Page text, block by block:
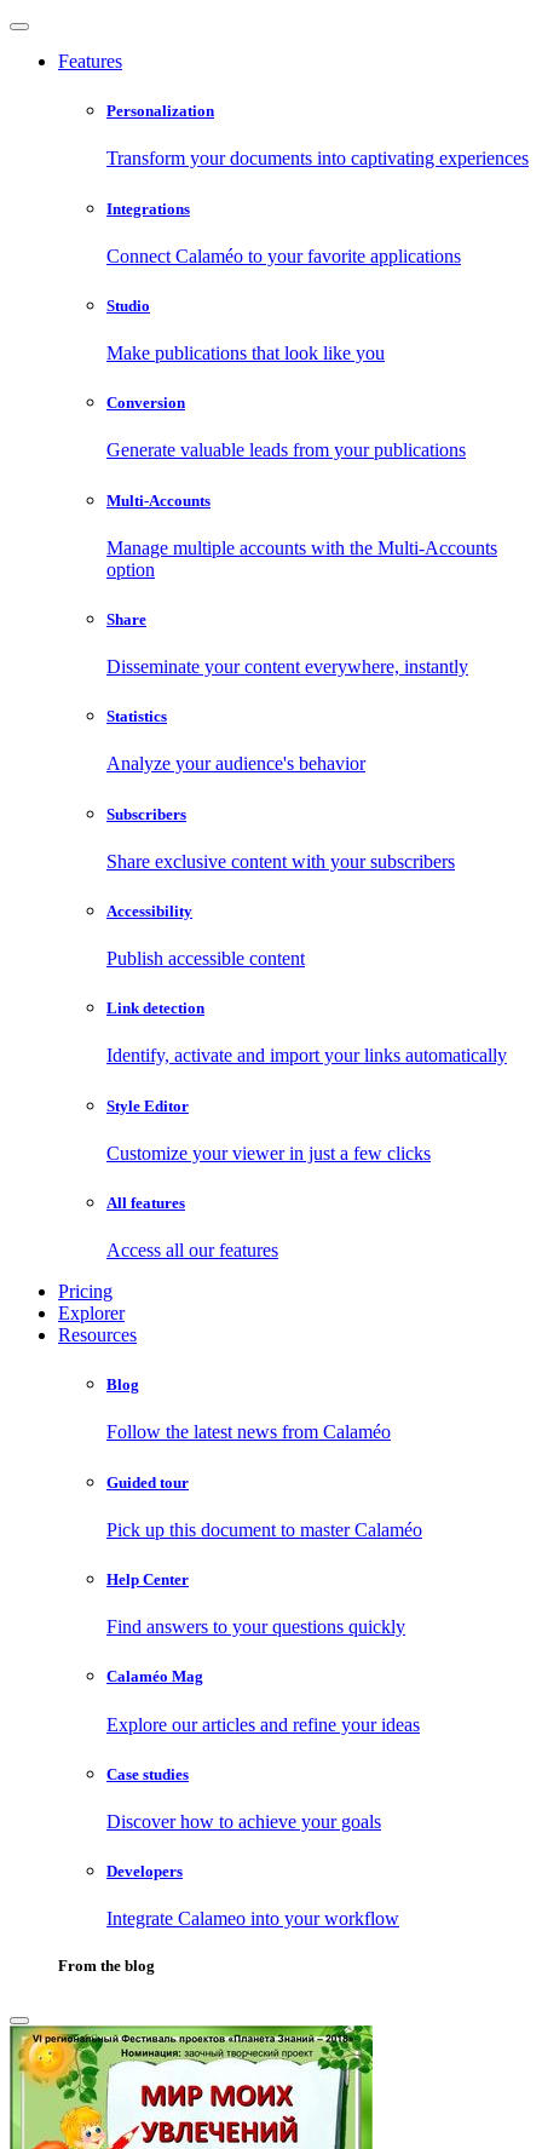
Features
Personalization
Transform your documents into captivating experiences
Integrations
Connect Calaméo to your favorite applications
Studio
Make publications that look like you
Conversion
Generate valuable leads from your publications
Multi-Accounts
Manage multiple accounts with the Multi-Accounts
option
Share
Disseminate your content everywhere, instantly
Statistics
Analyze your audience's behavior
Subscribers
Share exclusive content with your subscribers
Accessibility
Publish accessible content
Link detection
Identify, activate and import your links automatically
Style Editor
Customize your viewer in just a few clicks
All features
Access all our features
Pricing
Explorer
Resources
Blog
Follow the latest news from Calaméo
Guided tour
Pick up this document to master Calaméo
Help Center
Find answers to your questions quickly
Calaméo Mag
Explore our articles and refine your ideas
Case studies
Discover how to achieve your goals
Developers
Integrate Calameo into your workflow
From the blog